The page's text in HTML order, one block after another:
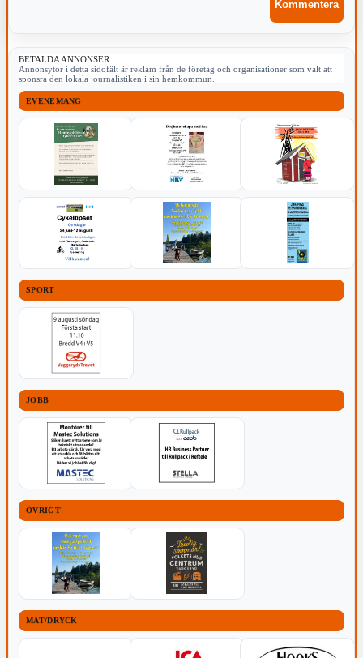
BETALDA ANNONSER
Annonsytor i detta sidofält är reklam från de företag och organisationer som valt att
sponsra den lokala journalistiken i sin hemkommun.
EVENEMANG
SPORT
JOBB
ÖVRIGT
MAT/DRYCK